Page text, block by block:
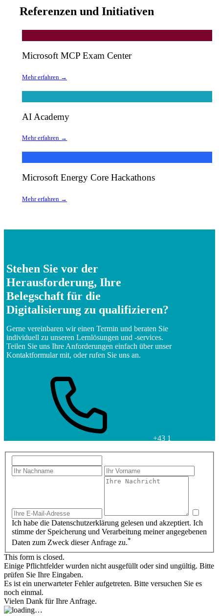
Referenzen und Initiativen
Microsoft MCP Exam Center
Mehr erfahren →
AI Academy
Mehr erfahren →
Microsoft Energy Core Hackathons
Mehr erfahren →
Stehen Sie vor der
Herausforderung, Ihre
Belegschaft für die
Digitalisierung zu qualifizieren?
Gerne vereinbaren wir einen Termin und beraten Sie
individuell zu unseren Lernlösungen und -services.
Teilen Sie uns Ihre Anforderungen einfach über unser
Kontaktformular mit, oder rufen Sie uns an.
+43 1
Ich habe die Datenschutzerklärung gelesen und akzeptiert. Ich
stimme der Speicherung und Verarbeitung meiner angegebenen
Daten zum Zweck dieser Anfrage zu.*
This form is closed.
Einige Pflichtfelder wurden nicht ausgefüllt oder sind ungültig. Bitte
prüfen Sie Ihre Eingaben.
Es ist ein unerwarteter Fehler aufgetreten. Bitte versuchen Sie es
noch einmal.
Vielen Dank für Ihre Anfrage.